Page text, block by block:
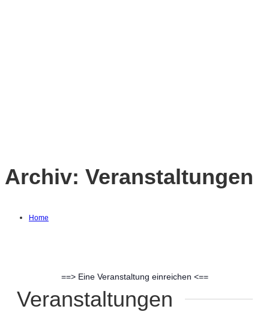
Archiv: Veranstaltungen
Home
==> Eine Veranstaltung einreichen <==
Veranstaltungen